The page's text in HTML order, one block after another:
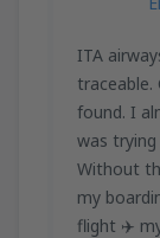
ITA
found. I
was
Without
my
flight ✈️